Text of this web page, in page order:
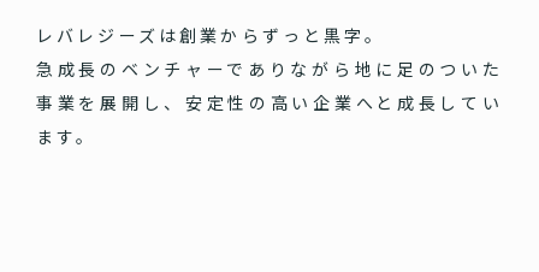
レバレジーズは創業からずっと黒字。
急成長のベンチャーでありながら地に足のついた
事業を展開し、安定性の高い企業へと成長してい
ます。